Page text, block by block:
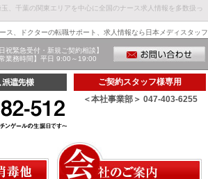
千葉の関東エリアを中心に全国のナース求人情報を多数扱っ
ス、ドクターの転職サポート、求人情報なら日本メディスタッフ
日祝緊急受付・新規ご契約相談】
常業務時間】平日 9:00～19:00
ご契約スタッフ様専用
＜本社事業部＞ 047-403-6255